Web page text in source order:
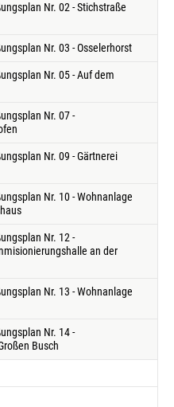
Nr. 02 - Stichstraße
Nr. 03 - Osselerhorst
Nr. 05 - Auf dem
Nr. 07 -
Nr. 09 - Gärtnerei
Nr. 10 - Wohnanlage
Nr. 12 -
an der
Nr. 13 - Wohnanlage
Nr. 14 -
Busch